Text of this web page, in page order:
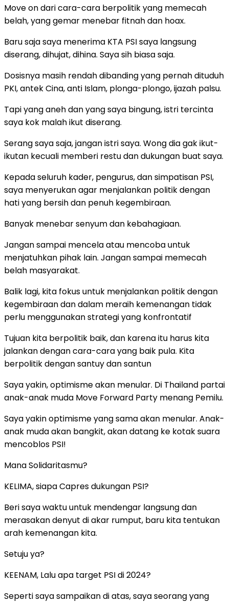
Move on dari cara-cara berpolitik yang memecah
belah, yang gemar menebar fitnah dan hoax.
Baru saja saya menerima KTA PSI saya langsung
diserang, dihujat, dihina. Saya sih biasa saja.
Dosisnya masih rendah dibanding yang pernah dituduh
PKI, antek Cina, anti Islam, plonga-plongo, ijazah palsu.
Tapi yang aneh dan yang saya bingung, istri tercinta
saya kok malah ikut diserang.
Serang saya saja, jangan istri saya. Wong dia gak ikut-
ikutan kecuali memberi restu dan dukungan buat saya.
Kepada seluruh kader, pengurus, dan simpatisan PSI,
saya menyerukan agar menjalankan politik dengan
hati yang bersih dan penuh kegembiraan.
Banyak menebar senyum dan kebahagiaan.
Jangan sampai mencela atau mencoba untuk
menjatuhkan pihak lain. Jangan sampai memecah
belah masyarakat.
Balik lagi, kita fokus untuk menjalankan politik dengan
kegembiraan dan dalam meraih kemenangan tidak
perlu menggunakan strategi yang konfrontatif
Tujuan kita berpolitik baik, dan karena itu harus kita
jalankan dengan cara-cara yang baik pula. Kita
berpolitik dengan santuy dan santun
Saya yakin, optimisme akan menular. Di Thailand partai
anak-anak muda Move Forward Party menang Pemilu.
Saya yakin optimisme yang sama akan menular. Anak-
anak muda akan bangkit, akan datang ke kotak suara
mencoblos PSI!
Mana Solidaritasmu?
KELIMA, siapa Capres dukungan PSI?
Beri saya waktu untuk mendengar langsung dan
merasakan denyut di akar rumput, baru kita tentukan
arah kemenangan kita.
Setuju ya?
KEENAM, Lalu apa target PSI di 2024?
Seperti saya sampaikan di atas, saya seorang yang